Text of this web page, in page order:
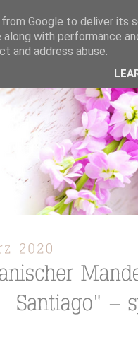
TORTEN / KUCHEN /
Google to deliver its
along with performance
and address abuse.